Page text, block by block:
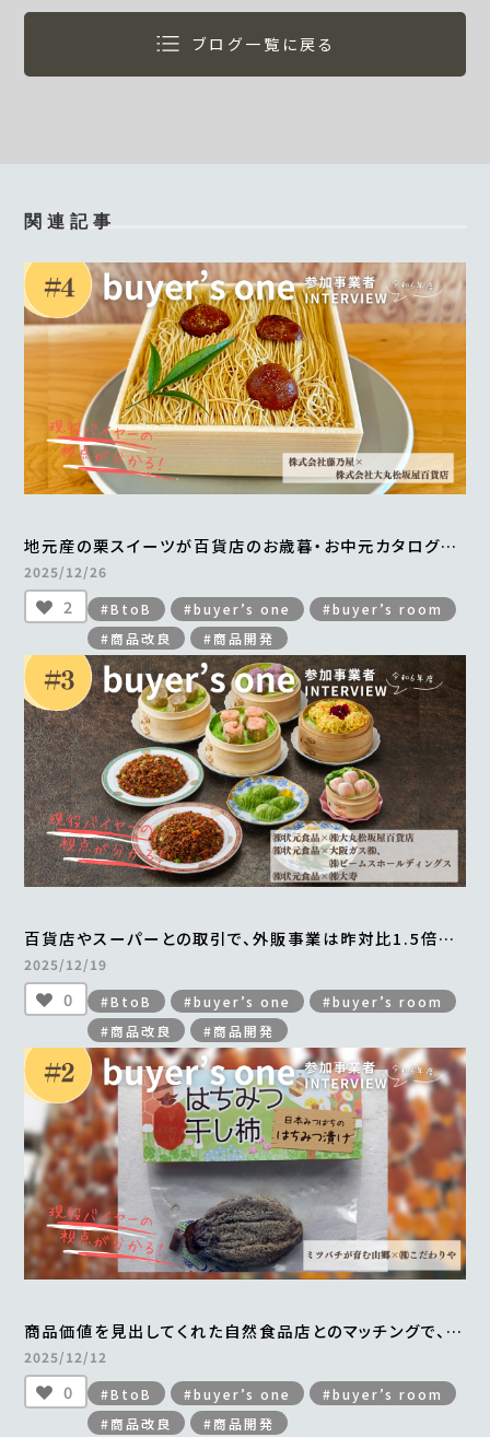
ブログ一覧に戻る
関連記事
地元産の栗スイーツが百貨店のお歳暮・お中元カタログに
掲載され、年間700万円以上の売上を実現
＜from buyer’s one＞
2025/12/26
2 #BtoB #buyer’s one
#buyer’s room
#商品改良
#商品開発
百貨店やスーパーとの取引で、外販事業は昨対比1.5倍。
横浜中華街から全国区へとブランドの認知度も向上
＜from buyer’s one＞
2025/12/19
0 #BtoB #buyer’s one
#buyer’s room
#商品改良
#商品開発
商品価値を見出してくれた自然食品店とのマッチングで、
手づくりの「はちみつ干し柿」がすべて完売
＜from buyer’s one＞
2025/12/12
0 #BtoB #buyer’s one
#buyer’s room
#商品改良
#商品開発